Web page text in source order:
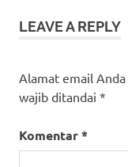
LEAVE A REPLY
Alamat email
wajib ditandai *
Komentar*